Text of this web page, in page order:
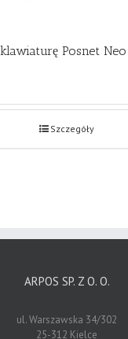
Posnet Neo
Szczegóły
ARPOS SP. Z O. O.
ul. Warszawska 34/302
25-312 Kielce